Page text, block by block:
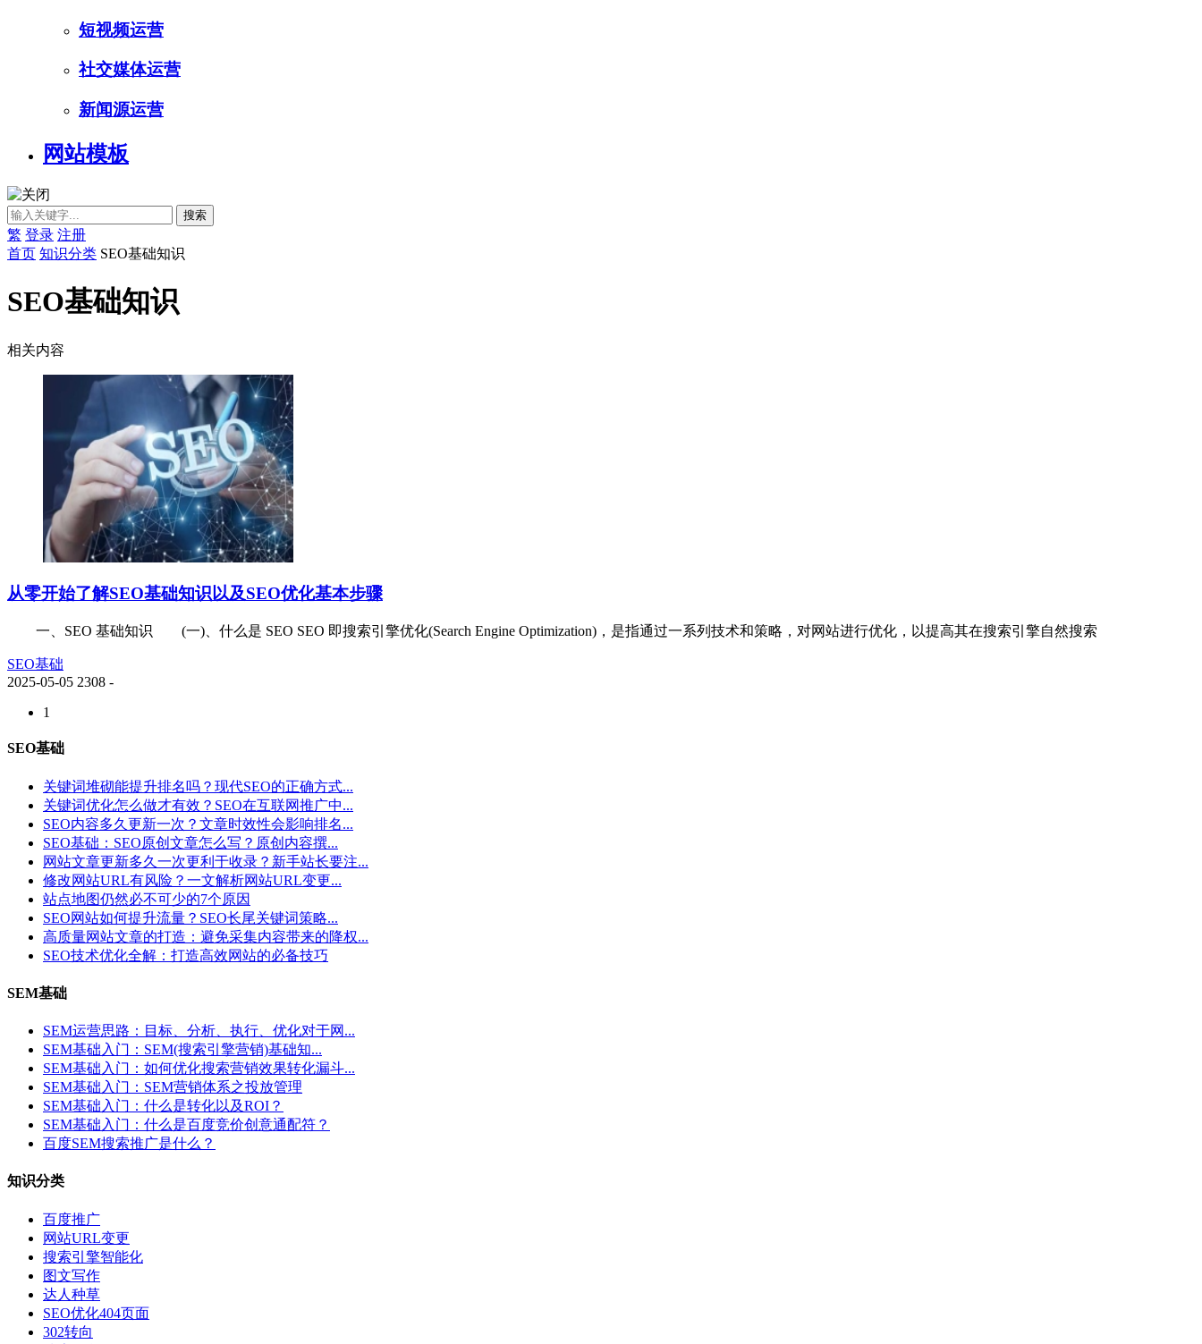
短视频运营
社交媒体运营
新闻源运营
网站模板
繁 登录 注册
首页 知识分类 SEO基础知识
SEO基础知识
相关内容
从零开始了解SEO基础知识以及SEO优化基本步骤
一、SEO 基础知识 (一)、什么是 SEO SEO 即搜索引擎优化(Search Engine Optimization)，是指通过一系列技术和策略，对网站进行优化，以提高其在搜索引擎自然搜索
SEO基础
2025-05-05 2308 -
1
SEO基础
关键词堆砌能提升排名吗？现代SEO的正确方式...
关键词优化怎么做才有效？SEO在互联网推广中...
SEO内容多久更新一次？文章时效性会影响排名...
SEO基础：SEO原创文章怎么写？原创内容撰...
网站文章更新多久一次更利于收录？新手站长要注...
修改网站URL有风险？一文解析网站URL变更...
站点地图仍然必不可少的7个原因
SEO网站如何提升流量？SEO长尾关键词策略...
高质量网站文章的打造：避免采集内容带来的降权...
SEO技术优化全解：打造高效网站的必备技巧
SEM基础
SEM运营思路：目标、分析、执行、优化对于网...
SEM基础入门：SEM(搜索引擎营销)基础知...
SEM基础入门：如何优化搜索营销效果转化漏斗...
SEM基础入门：SEM营销体系之投放管理
SEM基础入门：什么是转化以及ROI？
SEM基础入门：什么是百度竞价创意通配符？
百度SEM搜索推广是什么？
知识分类
百度推广
网站URL变更
搜索引擎智能化
图文写作
达人种草
SEO优化404页面
302转向